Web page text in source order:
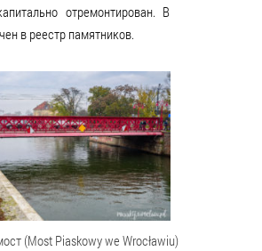
отремонтирован. В
в реестр памятников.
(Most Piaskowy we Wrocławiu)